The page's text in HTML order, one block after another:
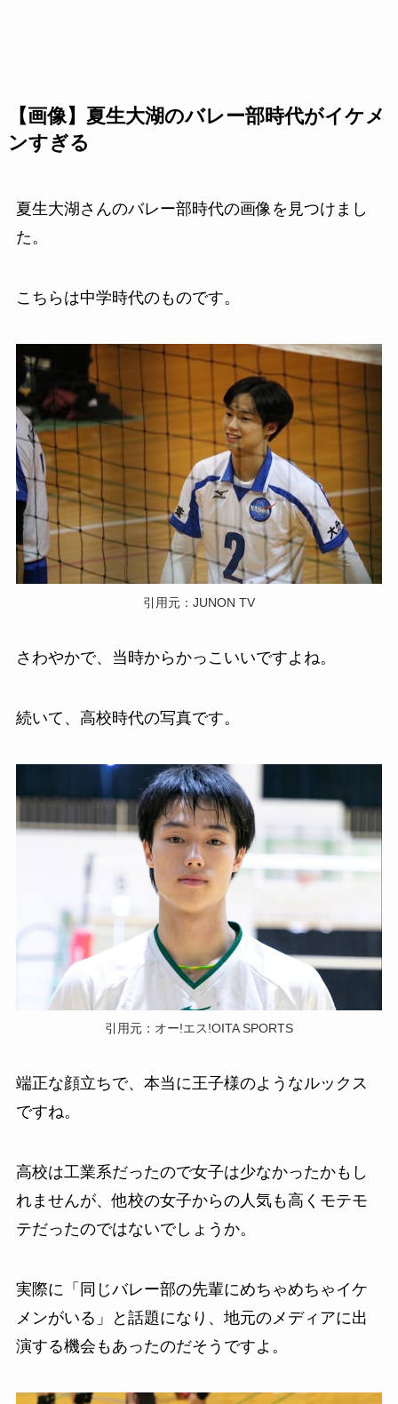
【画像】夏生大湖のバレー部時代がイケメ
ンすぎる
夏生大湖さんのバレー部時代の画像を見つけまし
た。
こちらは中学時代のものです。
引用元：JUNON TV
さわやかで、当時からかっこいいですよね。
続いて、高校時代の写真です。
引用元：オー!エス!OITA SPORTS
端正な顔立ちで、本当に王子様のようなルックス
ですね。
高校は工業系だったので女子は少なかったかもし
れませんが、他校の女子からの人気も高くモテモ
テだったのではないでしょうか。
実際に「同じバレー部の先輩にめちゃめちゃイケ
メンがいる」と話題になり、地元のメディアに出
演する機会もあったのだそうですよ。